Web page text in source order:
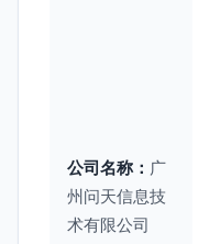
公司名称： 广
州问天信息技
术有限公司